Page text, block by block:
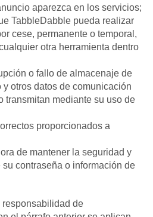
aparezca en los servicios;
TabbleDabble pueda realizar
cese, permanente o temporal,
otra herramienta dentro
o fallo de almacenaje de
otros datos de comunicación
transmitan mediante su uso de
proporcionados a
de mantener la seguridad y
contraseña o información de
responsabilidad de